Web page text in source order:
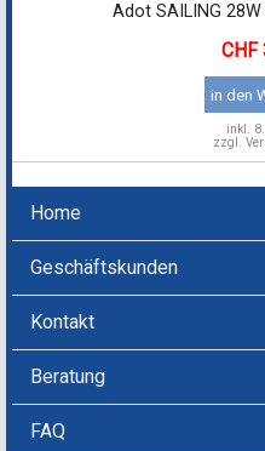
Adot SAILING
in den
inkl.
zzgl.
Home
Geschäftskunden
Kontakt
Beratung
FAQ